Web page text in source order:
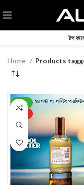
টপ
Home Products
-30%